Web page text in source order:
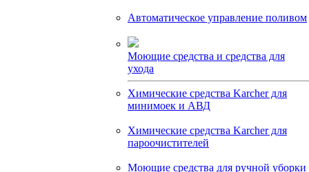
Автоматическое управление поливом
Моющие средства и средства для
ухода
Химические средства Karcher для
минимоек и АВД
Химические средства Karcher для
пароочистителей
Моющие средства для ручной уборки